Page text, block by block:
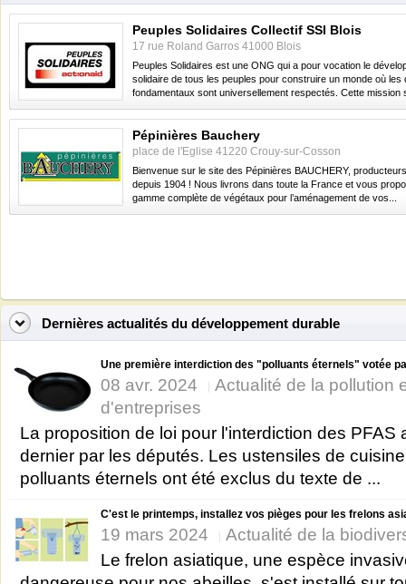
Peuples Solidaires Collectif SSI Blois
17 rue Roland Garros 41000 Blois
Peuples Solidaires est une ONG qui a pour vocation le
solidaire de tous les peuples pour construire un monde où les
fondamentaux sont universellement respectés. Cette mission
Pépinières Bauchery
place de l'Eglise 41220 Crouy-sur-Cosson
Bienvenue sur le site des Pépinières BAUCHERY,
depuis 1904 ! Nous livrons dans toute la France et vous
gamme complète de végétaux pour l’aménagement de vos...
Dernières actualités du développement durable
Une première interdiction des "polluants éternels" votée
08 avr. 2024
Actualité de la pollution
d'entreprises
La proposition de loi pour l'interdiction des PFAS
dernier par les députés. Les ustensiles de
polluants éternels ont été exclus du texte de ...
C'est le printemps, installez vos pièges pour les frelons
19 mars 2024
Actualité de la
Le frelon asiatique, une espèce